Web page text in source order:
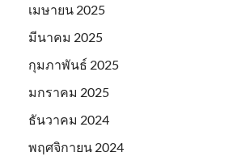
เมษายน 2025
มีนาคม 2025
กุมภาพันธ์ 2025
มกราคม 2025
ธันวาคม 2024
พฤศจิกายน 2024